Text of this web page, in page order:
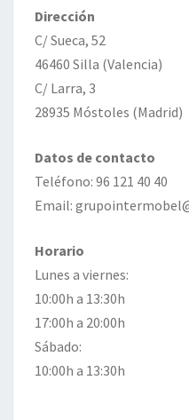
Dirección
C/ Sueca, 52
46460 Silla (Valencia)
C/ Larra, 3
28935 Móstoles (Madrid)
Datos de contacto
Teléfono: 96 121 40 40
Email:
Horario
Lunes a viernes:
10:00h a 13:30h
17:00h a 20:00h
Sábado:
10:00h a 13:30h